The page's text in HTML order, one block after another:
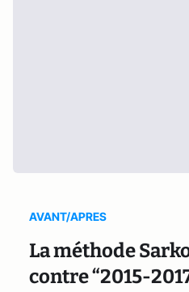
AVANT/APRES
La méthode
contre “2015-